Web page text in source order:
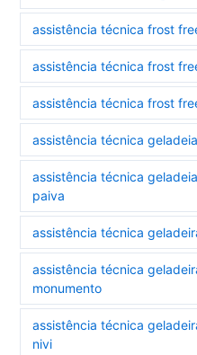
assistência técnica frost
assistência técnica frost
assistência técnica frost
assistência técnica
assistência técnica
paiva
assistência técnica
assistência técnica
monumento
assistência técnica
nivi